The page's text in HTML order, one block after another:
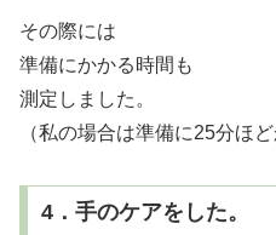
その際には
準備にかかる時間も
測定しました。
（私の場合は準備に25分ほ
4．手のケアをした。